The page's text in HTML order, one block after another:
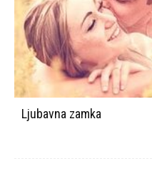
Ljubavna zamka